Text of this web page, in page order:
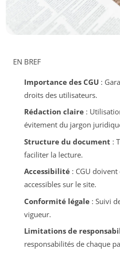
EN BREF
Importance des CGU :
droits des utilisateurs.
Rédaction claire:
évitement du jargon
Structure du document :
faciliter la lecture.
Accessibilité: CGU doivent
accessibles sur le site.
Conformité légale: Suivi
vigueur.
Limitations de
responsabilités de chaque